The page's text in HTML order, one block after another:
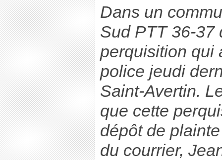
Dans un
Sud PTT 36-37
perquisition qui
police jeudi
Saint-Avertin.
que cette
dépôt de
du courrier,